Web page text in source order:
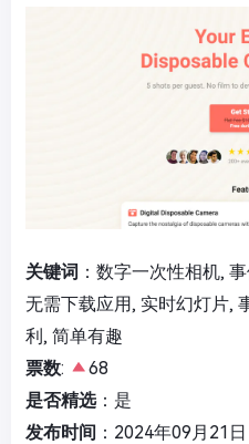
关键词 ：数字一次性相机,
无需下载应用, 实时幻灯片,
利, 简单有趣
票数:
68
是否精选：是
发布时间 ：2024年09月21